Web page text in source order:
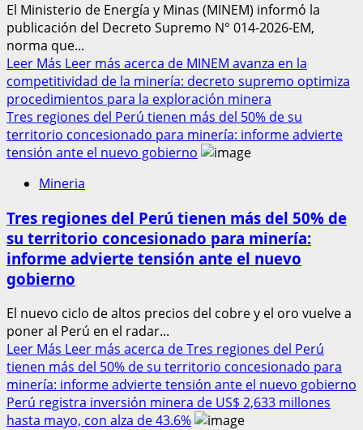
El Ministerio de Energía y Minas (MINEM) informó la
publicación del Decreto Supremo N° 014-2026-EM,
norma que...
Leer Más Leer más acerca de MINEM avanza en la
competitividad de la minería: decreto supremo optimiza
procedimientos para la exploración minera
Tres regiones del Perú tienen más del 50% de su
territorio concesionado para minería: informe advierte
tensión ante el nuevo gobierno
Mineria
Tres regiones del Perú tienen más del 50% de
su territorio concesionado para minería:
informe advierte tensión ante el nuevo
gobierno
El nuevo ciclo de altos precios del cobre y el oro vuelve a
poner al Perú en el radar...
Leer Más Leer más acerca de Tres regiones del Perú
tienen más del 50% de su territorio concesionado para
minería: informe advierte tensión ante el nuevo gobierno
Perú registra inversión minera de US$ 2,633 millones
hasta mayo, con alza de 43.6%